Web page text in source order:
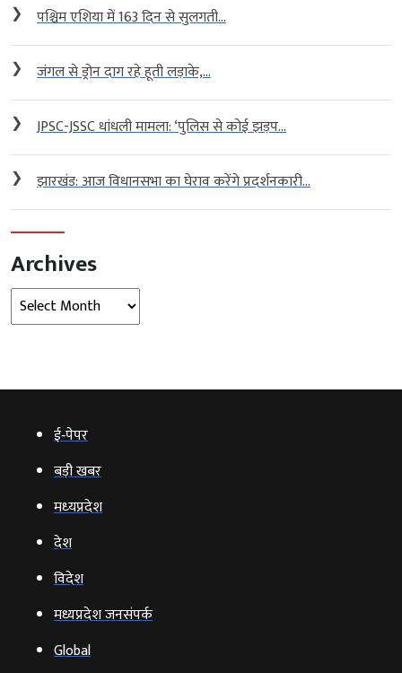
❯ पश्चिम एशिया में 163 दिन से सुलगती...
❯ जंगल से ड्रोन दाग रहे हूती लड़ाके,...
❯ JPSC-JSSC धांधली मामला: ‘पुलिस से कोई झड़प...
❯ झारखंड: आज विधानसभा का घेराव करेंगे प्रदर्शनकारी...
Archives
Archives
ई‑पेपर
बड़ी खबर
मध्‍यप्रदेश
देश
विदेश
मध्यप्रदेश जनसंपर्क
Global